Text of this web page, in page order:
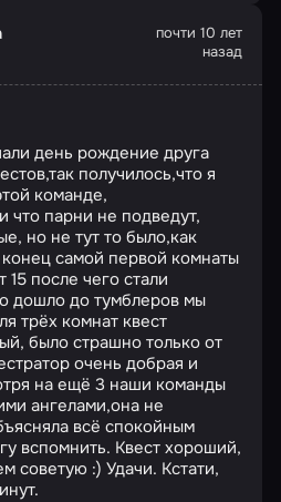
почти 10 лет
назад
день рождение друга
получилось,что я
команде,
что парни не подведут,
но не тут то было,как
конец самой первой комнаты
15 после чего стали
дошло до тумблеров мы
трёх комнат квест
было страшно только от
очень добрая и
на ещё 3 наши команды
ангелами,она не
всё спокойным
вспомнить. Квест хороший,
советую :) Удачи. Кстати,